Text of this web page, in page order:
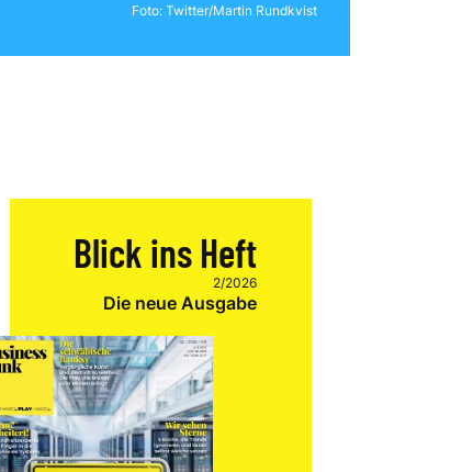
Foto: Twitter/Martin Rundkvist
Blick ins Heft
2/2026
Die neue Ausgabe